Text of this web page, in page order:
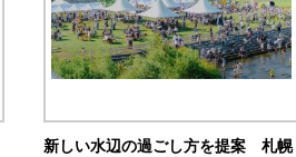
新しい水辺の過ごし方を提案 札幌